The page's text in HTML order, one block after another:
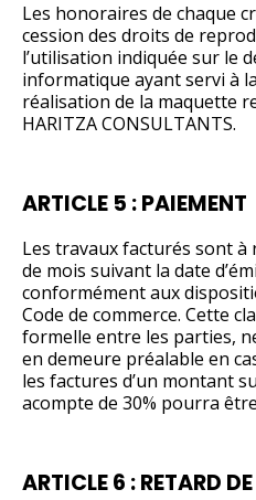
Les honoraires de chaque
cession des droits de
l’utilisation indiquée sur le
informatique ayant servi à
réalisation de la maquette
HARITZA CONSULTANTS.
ARTICLE 5 : PAIEMENT
Les travaux facturés sont à
de mois suivant la date
conformément aux
Code de commerce. Cette
formelle entre les parties,
en demeure préalable en
les factures d’un montant
acompte de 30% pourra
ARTICLE 6 : RETARD